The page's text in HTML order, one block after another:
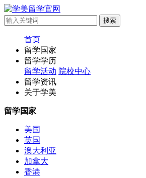
首页
留学国家
留学学历
留学活动 院校中心
留学资讯
关于学美
留学国家
美国
英国
澳大利亚
加拿大
香港